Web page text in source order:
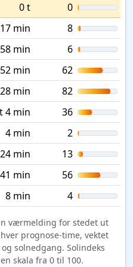
0 t
0
min
8
58 min
6
min
62
min
82
4 min
36
4 min
2
24 min
13
min
56
8 min 4
værmelding for stedet ut
prognose-time, vektet
solnedgang. Solindeks
skala fra 0 til 100.